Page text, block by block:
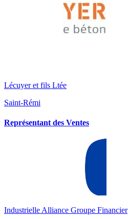
Lécuyer et fils Ltée
Saint-Rémi
Représentant des Ventes
Industrielle Alliance Groupe Financier